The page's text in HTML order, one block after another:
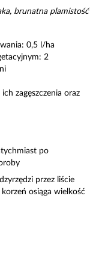
brunatna plamistość
0,5 l/ha
2
zagęszczenia oraz
po
przez liście
osiąga wielkość